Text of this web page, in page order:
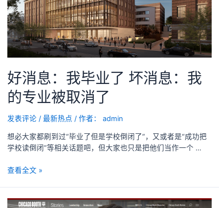
好消息：我毕业了 坏消息：我
的专业被取消了
发表评论 / 最新热点 / 作者： admin
想必大家都刷到过“毕业了但是学校倒闭了”，又或者是“成功把
学校读倒闭”等相关话题吧，但大家也只是把他们当作一个 …
查看全文 »